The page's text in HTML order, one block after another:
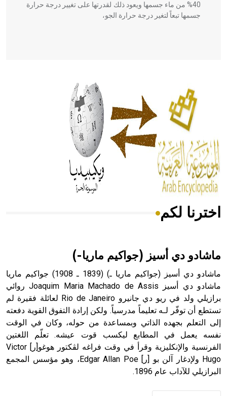
40% من ماء جسمها ويعود ذلك لقدرتها على تغيير درجة حرارة
جسمها تبعاً لتغير درجة حرارة الجو،
الحكم، الأدلة، تنظيم التغذية، ورسالته في جروح الرأس. ويعود
له الفضل بأنه حرر الطب من الدين والفلسفة.
- هل تعلم أن المرجان إفراز حيواني يتكون في البحر ويتركب
من مادة كربونات الكلسيوم، وهو أحمر أو شديد الحمرة وهو
أجود أنواعه، ويمتاز بكبر الحجم ويسمى الش
هل تعلم أن الأبسيد كلمة فرنسية اللفظ تم اعتمادها مصطلحاً
- هل تعلم أن أبجر Abgar اسم معروف جيداً يعود إلى عدد من
الملوك الذين حكموا مدينة إديسا (الرها) من أبجر الأول وحتى
التاسع، وهم ينتسبون إلى أسرة أوسروين
اخترنا لكم
ماشادو دي أسيز (جواكيم ماريا-)
ماشادو دي أسيز (جواكيم ماريا ـ) (1839 ـ 1908) جواكيم ماريا
ماشادو دي أسيز Joaquim Maria Machado de Assis روائي
برازيلي ولد في ريو دي جانيرو Rio de Janeiro لعائلة فقيرة لم
تستطع أن توفّر لـه تعليماً مدرسياً. ولكن إرادة التفوق القوية دفعته
إلى التعلم بجهده الذاتي وبمساعدة من حوله، وكان في الوقت
نفسه يعمل في المطابع ليكسب قوت عيشه. تعلّم اللغتين
الفرنسية والإنكليزية وقرأ في وقت فراغه لڤكتور هوغو[ر] Victor
Hugo ولإدغار آلن بو [ر] Edgar Allan Poe، وهو مؤسس المجمع
البرازيلي للآداب عام 1896.